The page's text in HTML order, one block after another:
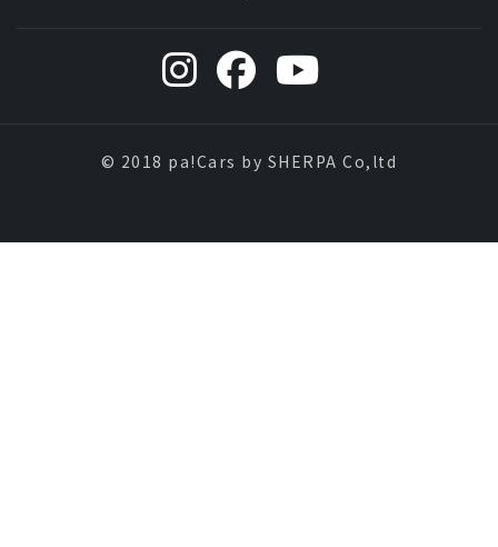
© 2018 pa!Cars by SHERPA Co,ltd